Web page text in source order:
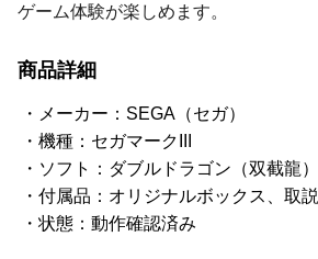
ゲーム体験が楽しめます。
商品詳細
メーカー：SEGA（セガ）
機種：セガマークIII
ソフト：ダブルドラゴン（双截龍）
付属品：オリジナルボックス、取説
状態：動作確認済み